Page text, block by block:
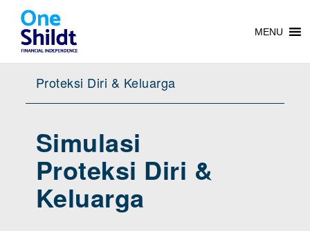
MENU
Proteksi Diri & Keluarga
Simulasi
Proteksi Diri &
Keluarga